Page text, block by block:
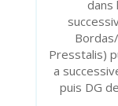
dans
Presstalis)
a
puis DG